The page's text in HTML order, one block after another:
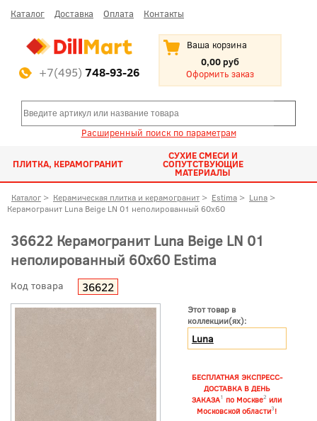
Каталог Доставка Оплата Контакты
+7(495) 748-93-26
Ваша корзина
0,00 руб
Оформить заказ
Расширенный поиск по параметрам
ПЛИТКА, КЕРАМОГРАНИТ
СУХИЕ СМЕСИ И
СОПУТСТВУЮЩИЕ
МАТЕРИАЛЫ
Каталог > Керамическая плитка и керамогранит > Estima > Luna >
Керамогранит Luna Beige LN 01 неполированный 60x60
36622 Керамогранит Luna Beige LN 01
неполированный 60x60 Estima
Код товара 36622
Этот товар в
коллекции(ях):
Luna
БЕСПЛАТНАЯ ЭКСПРЕСС-
ДОСТАВКА В ДЕНЬ
ЗАКАЗА1 по Москве2 или
Московской области3!